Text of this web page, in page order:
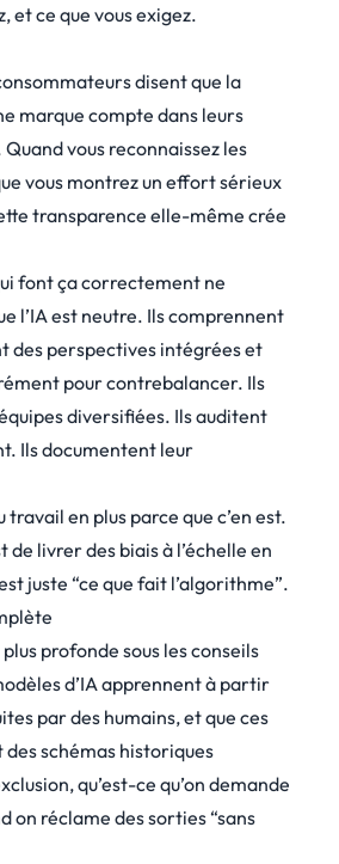
et ce que vous exigez.
disent que la
marque compte dans leurs
Quand vous reconnaissez les
vous montrez un effort sérieux
transparence elle-même crée
font ça correctement ne
l’IA est neutre. Ils comprennent
des perspectives intégrées et
pour contrebalancer. Ils
diversifiées. Ils auditent
Ils documentent leur
travail en plus parce que c’en est.
de livrer des biais à l’échelle en
juste “ce que fait l’algorithme”.
profonde sous les conseils
d’IA apprennent à partir
par des humains, et que ces
schémas historiques
qu’est-ce qu’on demande
on réclame des sorties “sans